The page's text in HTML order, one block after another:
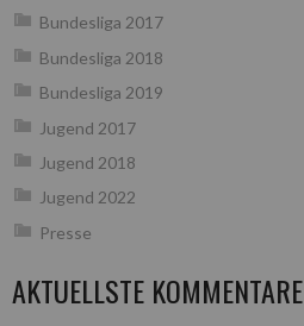
Bundesliga 2017
Bundesliga 2018
Bundesliga 2019
Jugend 2017
Jugend 2018
Jugend 2022
Presse
AKTUELLSTE KOMMENTARE